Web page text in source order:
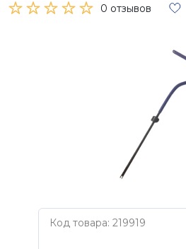
0 отзывов
Код товара: 219919